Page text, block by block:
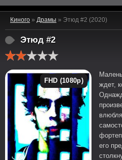
Киного » Драмы » Этюд #2 (2020)
Этюд #2
FHD (1080p)
ждет,
его